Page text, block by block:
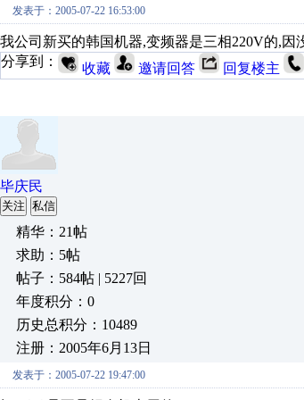
发表于：2005-07-22 16:53:00
我公司新买的韩国机器,变频器是三相220V的,
分享到：
收藏 邀请回答 回复楼主
毕庆民
关注 私信
精华：21帖
求助：5帖
帖子：584帖 | 5227回
年度积分：0
历史总积分：10489
注册：2005年6月13日
发表于：2005-07-22 19:47:00